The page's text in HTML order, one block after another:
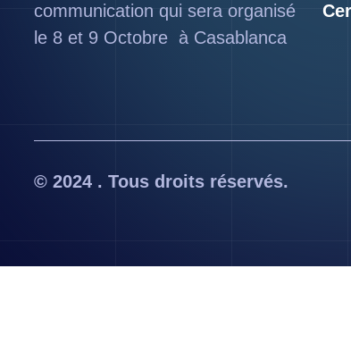
communication qui sera organisé
le 8 et 9 Octobre à Casablanca
© 2024 . Tous droits réservés.